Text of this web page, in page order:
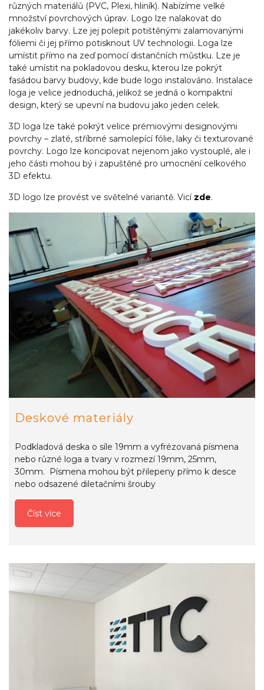
různých materiálů (PVC, Plexi, hliník). Nabízíme velké
množství povrchových úprav. Logo lze nalakovat do
jakékoliv barvy. Lze jej polepit potištěnými zalamovanými
fóliemi či jej přímo potisknout UV technologii. Loga lze
umístit přímo na zeď pomocí distančních můstku. Lze je
také umístit na pokladovou desku, kterou lze pokrýt
fasádou barvy budovy, kde bude logo instalováno. Instalace
loga je velice jednoduchá, jelikož se jedná o kompaktní
design, který se upevní na budovu jako jeden celek.
3D loga lze také pokrýt velice prémiovými designovými
povrchy – zlaté, stříbrné samolepící fólie, laky či texturované
povrchy. Logo lze koncipovat nejenom jako vystouplé, ale i
jeho části mohou bý i zapuštěné pro umocnění celkového
3D efektu.
3D logo lze provést ve světelné variantě. Vicí zde.
Deskové materiály
Podkladová deska o síle 19mm a vyfrézovaná písmena
nebo různé loga a tvary v rozmezí 19mm, 25mm,
30mm. Písmena mohou být přilepeny přímo k desce
nebo odsazené diletačními šrouby
Číst více